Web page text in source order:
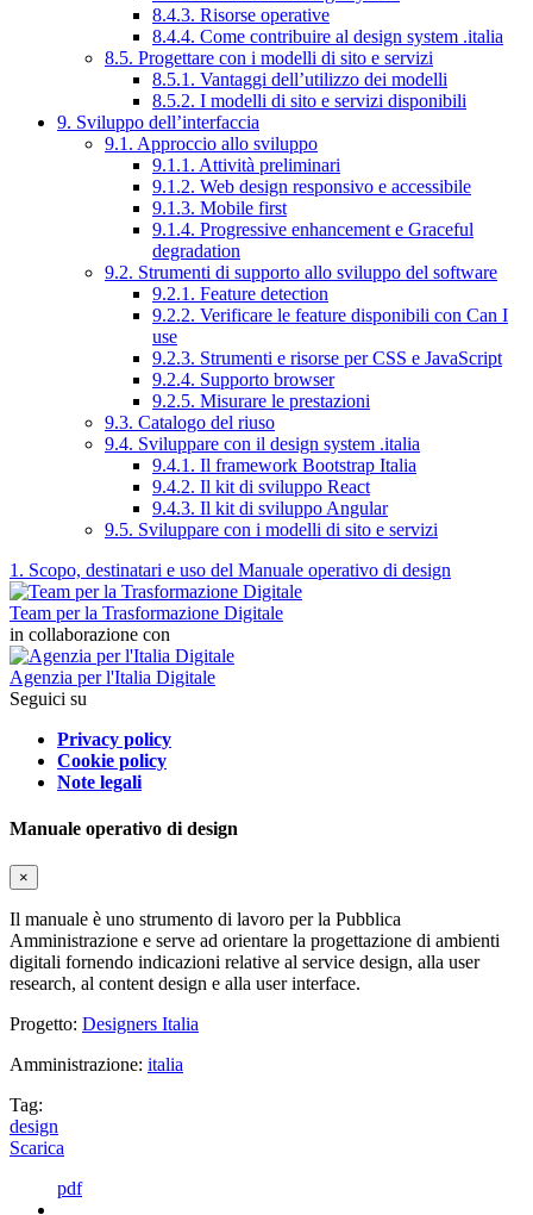
8.4.3. Risorse operative
8.4.4. Come contribuire al design system .italia
8.5. Progettare con i modelli di sito e servizi
8.5.1. Vantaggi dell’utilizzo dei modelli
8.5.2. I modelli di sito e servizi disponibili
9. Sviluppo dell’interfaccia
9.1. Approccio allo sviluppo
9.1.1. Attività preliminari
9.1.2. Web design responsivo e accessibile
9.1.3. Mobile first
9.1.4. Progressive enhancement e Graceful
degradation
9.2. Strumenti di supporto allo sviluppo del software
9.2.1. Feature detection
9.2.2. Verificare le feature disponibili con Can I
use
9.2.3. Strumenti e risorse per CSS e JavaScript
9.2.4. Supporto browser
9.2.5. Misurare le prestazioni
9.3. Catalogo del riuso
9.4. Sviluppare con il design system .italia
9.4.1. Il framework Bootstrap Italia
9.4.2. Il kit di sviluppo React
9.4.3. Il kit di sviluppo Angular
9.5. Sviluppare con i modelli di sito e servizi
1. Scopo, destinatari e uso del Manuale operativo di design
Team per la Trasformazione Digitale
in collaborazione con
Agenzia per l'Italia Digitale
Seguici su
Privacy policy
Cookie policy
Note legali
Manuale operativo di design
×
Il manuale è uno strumento di lavoro per la Pubblica
Amministrazione e serve ad orientare la progettazione di ambienti
digitali fornendo indicazioni relative al service design, alla user
research, al content design e alla user interface.
Progetto: Designers Italia
Amministrazione: italia
Tag:
design
Scarica
pdf